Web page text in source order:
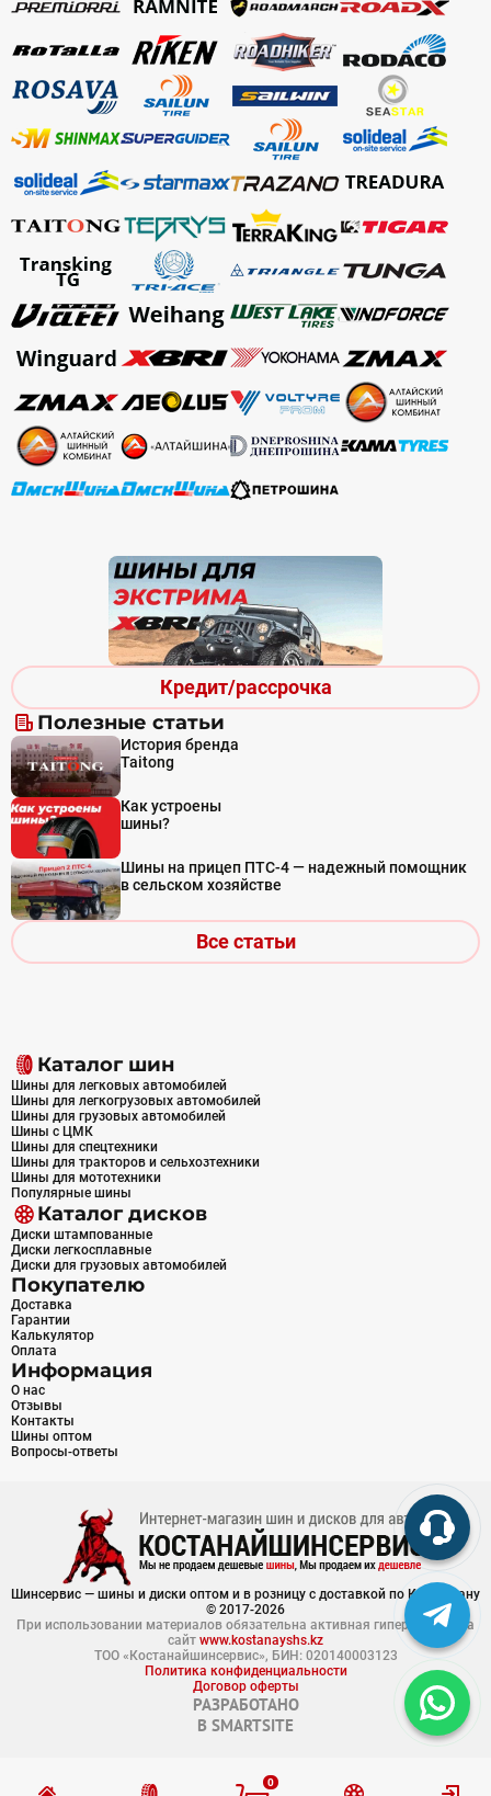
0
Кредит/рассрочка
Полезные статьи
История бренда
Taitong
Как устроены
шины?
Шины на прицеп ПТС-4 — надежный помощник
в сельском хозяйстве
Все статьи
Каталог шин
Шины для легковых автомобилей
Шины для легкогрузовых автомобилей
Шины для грузовых автомобилей
Шины с ЦМК
Шины для спецтехники
Шины для тракторов и сельхозтехники
Шины для мототехники
Популярные шины
Каталог дисков
Диски штампованные
Диски легкосплавные
Диски для грузовых автомобилей
Покупателю
Доставка
Гарантии
Калькулятор
Оплата
Информация
О нас
Отзывы
Контакты
Шины оптом
Вопросы-ответы
Шинсервис — шины и диски оптом и в розницу с доставкой по Казахстану
© 2017-2026
При использовании материалов обязательна активная гиперссылка на
сайт www.kostanayshs.kz
ТОО «Костанайшинсервис», БИН: 020140003123
Политика конфиденциальности
Договор оферты
РАЗРАБОТАНО
В SMARTSITE